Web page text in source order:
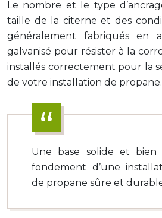
Le nombre et le type
taille de la citerne et des
généralement fabriqués en
galvanisé pour résister à la
installés correctement pour la
de votre installation de propane.
Une base solide et
fondement d’une
de propane sûre et